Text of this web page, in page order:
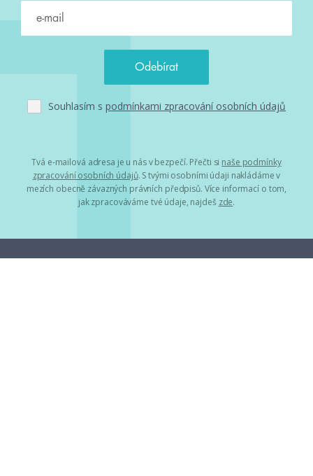
Souhlasím s podmínkami zpracování osobních údajů
Tvá e-mailová adresa je u nás v bezpečí. Přečti si naše podmínky
zpracování osobních údajů. S tvými osobními údaji nakládáme v
mezích obecně závazných právních předpisů. Více informací o tom,
jak zpracováváme tvé údaje, najdeš zde.